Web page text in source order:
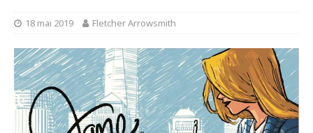
18 mai 2019 Fletcher Arrowsmith